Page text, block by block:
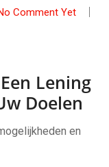
Comment Yet
Lening
Doelen
en